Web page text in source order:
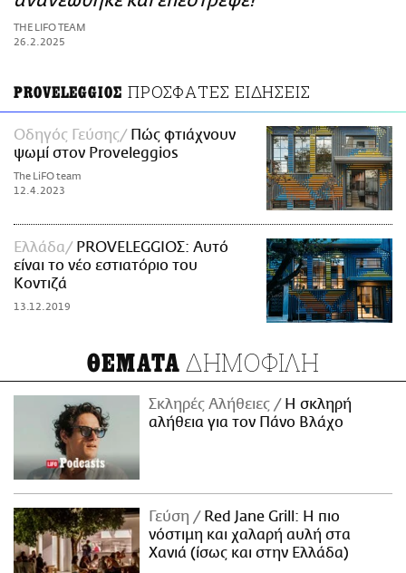
ΑΜΠΑ
PRINT
THE LIFO TEAM
26.2.2025
PROVELEGGIOΣ ΠΡΟΣΦΑΤΕΣ ΕΙΔΗΣΕΙΣ
Οδηγός Γεύσης
Πώς φτιάχνουν
ψωμί στον Proveleggios
The LiFO team
12.4.2023
Ελλάδα
PROVELEGGIOΣ: Aυτό
είναι το νέο εστιατόριο του
Κοντιζά
13.12.2019
ΘΕΜΑΤΑ ΔΗΜΟΦΙΛΗ
Σκληρές Αλήθειες
H σκληρή
αλήθεια για τον Πάνο Βλάχο
Γεύση
Red Jane Grill: Η πιο
νόστιμη και χαλαρή αυλή στα
Χανιά (ίσως και στην Ελλάδα)